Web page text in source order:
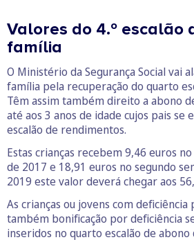
Valores do 4.º escalão
família
O Ministério da Segurança Social vai
família pela recuperação do quarto
Têm assim também direito a abono
até aos 3 anos de idade cujos pais se
escalão de rendimentos.
Estas crianças recebem 9,46 euros
de 2017 e 18,91 euros no segundo
2019 este valor deverá chegar aos
As crianças ou jovens com
também bonificação por deficiência
inseridos no quarto escalão de abono